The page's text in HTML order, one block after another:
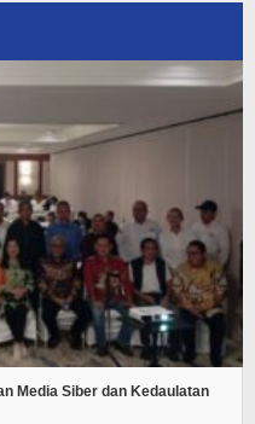
Media Siber dan Kedaulatan